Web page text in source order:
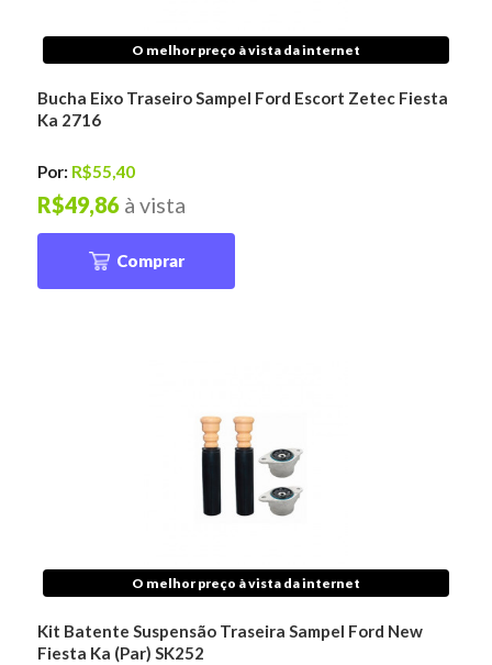
O melhor preço à vista da internet
Bucha Eixo Traseiro Sampel Ford Escort Zetec Fiesta
Ka 2716
Por: R$55,40
à vista
R$49,86
Comprar
O melhor preço à vista da internet
Kit Batente Suspensão Traseira Sampel Ford New
Fiesta Ka (Par) SK252